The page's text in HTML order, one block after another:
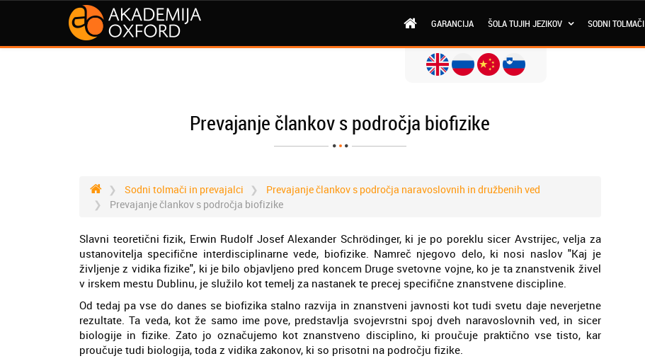
GARANCIJA ŠOLA TUJIH JEZIKOV SODNI TOLMAČI
Prevajanje člankov s področja biofizike
Sodni tolmači in prevajalci
Prevajanje člankov s področja naravoslovnih in družbenih ved
Prevajanje člankov s področja biofizike
Slavni teoretični fizik, Erwin Rudolf Josef Alexander Schrödinger, ki je po poreklu sicer Avstrijec, velja za
ustanovitelja specifične interdisciplinarne vede, biofizike. Namreč njegovo delo, ki nosi naslov "Kaj je
življenje z vidika fizike", ki je bilo objavljeno pred koncem Druge svetovne vojne, ko je ta znanstvenik živel
v irskem mestu Dublinu, je služilo kot temelj za nastanek te precej specifične znanstvene discipline.
Od tedaj pa vse do danes se biofizika stalno razvija in znanstveni javnosti kot tudi svetu daje neverjetne
rezultate. Ta veda, kot že samo ime pove, predstavlja svojevrstni spoj dveh naravoslovnih ved, in sicer
biologije in fizike. Zato jo označujemo kot znanstveno disciplino, ki proučuje praktično vse tisto, kar
proučuje tudi biologija, toda z vidika zakonov, ki so prisotni na področju fizike.